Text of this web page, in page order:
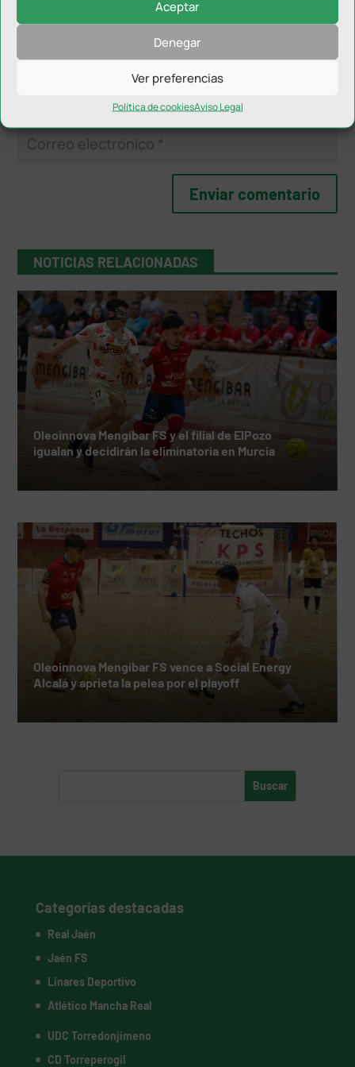
Aceptar
Denegar
Ver preferencias
Política de cookiesAviso Legal
NOTICIAS RELACIONADAS
Oleoinnova Mengíbar FS y el filial de ElPozo
igualan y decidirán la eliminatoria en Murcia
Oleoinnova Mengíbar FS vence a Social Energy
Alcalá y aprieta la pelea por el playoff
Categorías destacadas
Real Jaén
Jaén FS
Linares Deportivo
Atlético Mancha Real
UDC Torredonjimeno
CD Torreperogil